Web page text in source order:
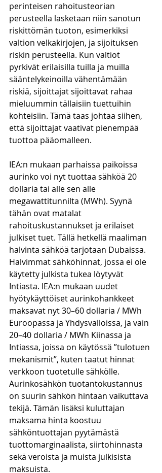
perinteisen rahoitusteorian
perusteella lasketaan niin sanotun
riskittömän tuoton, esimerkiksi
valtion velkakirjojen, ja sijoituksen
riskin perusteella. Kun valtiot
pyrkivät erilaisilla tuilla ja muilla
sääntelykeinoilla vähentämään
riskiä, sijoittajat sijoittavat rahaa
mieluummin tällaisiin tuettuihin
kohteisiin. Tämä taas johtaa siihen,
että sijoittajat vaativat pienempää
tuottoa pääomalleen.
IEA:n mukaan parhaissa paikoissa
aurinko voi nyt tuottaa sähköä 20
dollaria tai alle sen alle
megawattitunnilta (MWh). Syynä
tähän ovat matalat
rahoituskustannukset ja erilaiset
julkiset tuet. Tällä hetkellä maaliman
halvinta sähköä tarjotaan Dubaissa.
Halvimmat sähköhinnat, jossa ei ole
käytetty julkista tukea löytyvät
Intiasta. IEA:n mukaan uudet
hyötykäyttöiset aurinkohankkeet
maksavat nyt 30–60 dollaria / MWh
Euroopassa ja Yhdysvalloissa, ja vain
20–40 dollaria / MWh Kiinassa ja
Intiassa, joissa on käytössä ”tulotuen
mekanismit”, kuten taatut hinnat
verkkoon tuotetulle sähkölle.
Aurinkosähkön tuotantokustannus
on suurin sähkön hintaan vaikuttava
tekijä. Tämän lisäksi kuluttajan
maksama hinta koostuu
sähköntuottajan pyytämästä
tuottomarginaalista, siirtohinnasta
sekä veroista ja muista julkisista
maksuista.